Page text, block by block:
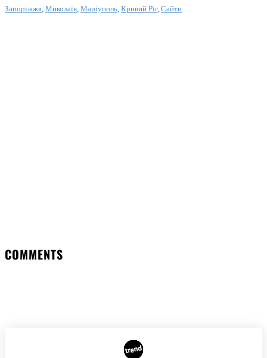
Запоріжжя, Миколаїв, Маріуполь, Кривий Ріг, Сайти.
COMMENTS